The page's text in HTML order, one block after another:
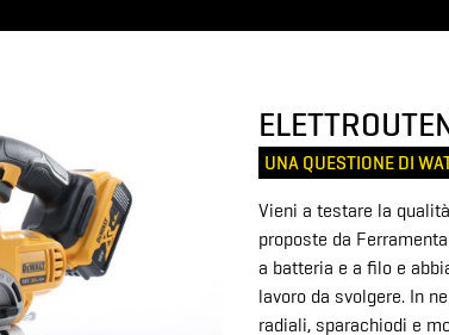
UNA QUESTIONE DI
Vieni a testare la
proposte da
a batteria e a filo e
lavoro da svolgere. In
radiali, sparachiodi e